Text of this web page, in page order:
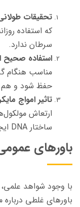
تحقیقات
که استفاده
سرطان ندارد.
استفاده صحیح
مناسب هنگام
حفظ شود و هم
تاثیر امواج
ارتعاش
ساختار DNA ایجاد نمی‌کنند.
باورهای
با وجود شواهد
باورهای غلطی درباره